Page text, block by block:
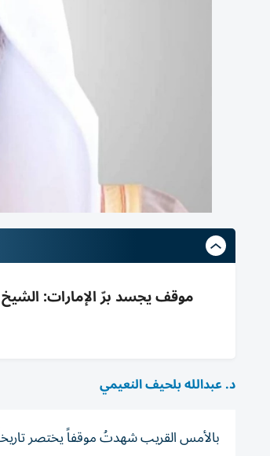
موقف يجسد برّ الإمارات:
د. عبدالله بلحيف النعيمي
بالأمس القريب شهدتُ موقفاً يختصر